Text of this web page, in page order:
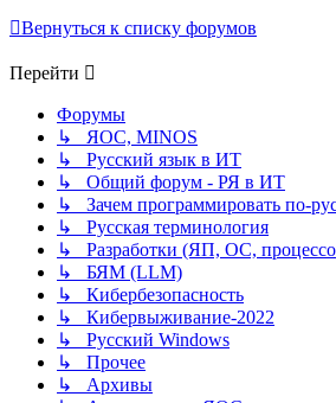
Вернуться к списку форумов
Перейти
Форумы
↳ ЯОС, MINOS
↳ Русский язык в ИТ
↳ Общий форум - РЯ в ИТ
↳ Зачем программировать по-
↳ Русская терминология
↳ Разработки (ЯП, ОС,
↳ БЯМ (LLM)
↳ Кибербезопасность
↳ Кибервыживание-2022
↳ Русский Windows
↳ Прочее
↳ Архивы